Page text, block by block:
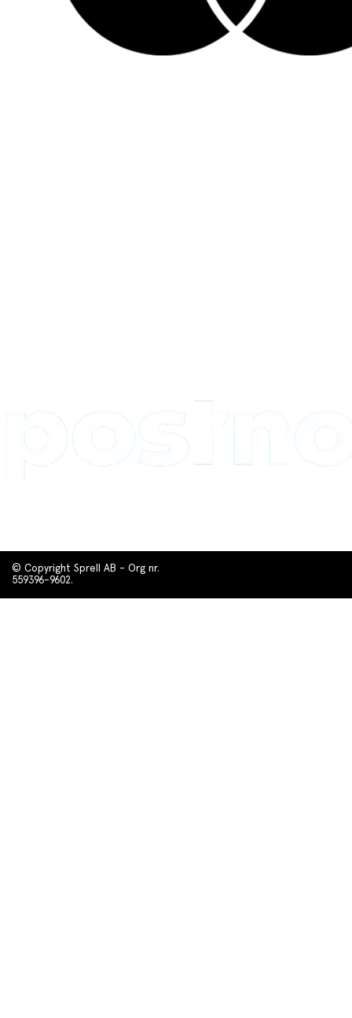
© Copyright Sprell AB - Org nr.
559396-9602.